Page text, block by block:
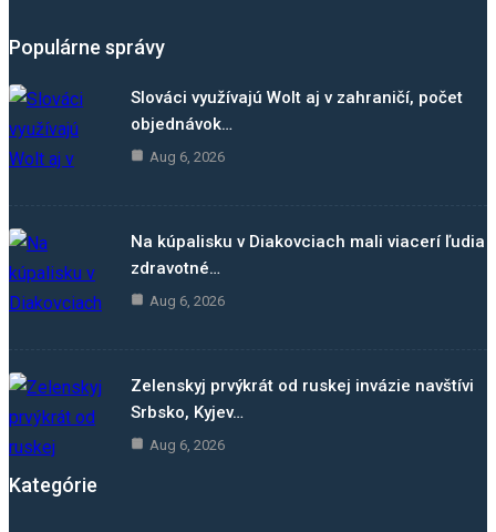
Populárne správy
Slováci využívajú Wolt aj v zahraničí, počet
objednávok…
Aug 6, 2026
Na kúpalisku v Diakovciach mali viacerí ľudia
zdravotné…
Aug 6, 2026
Zelenskyj prvýkrát od ruskej invázie navštívi
Srbsko, Kyjev…
Aug 6, 2026
Kategórie